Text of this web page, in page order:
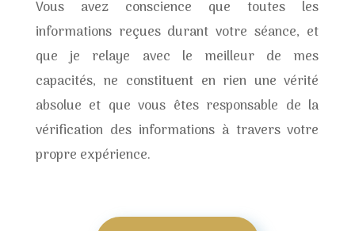
Vous avez conscience que toutes les
informations reçues durant votre séance, et
que je relaye avec le meilleur de mes
capacités, ne constituent en rien une vérité
absolue et que vous êtes responsable de la
vérification des informations à travers votre
propre expérience.